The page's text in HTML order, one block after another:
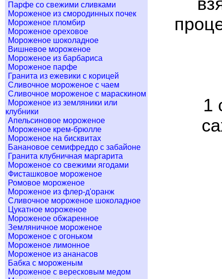
Парфе со свежими сливками
Мороженое из смородинных почек
Мороженое пломбир
Мороженое ореховое
Мороженое шоколадное
Вишневое мороженое
Мороженое из барбариса
Мороженое парфе
Гранита из ежевики с корицей
Сливочное мороженое с чаем
Сливочное мороженое с мараскином
Мороженое из земляники или
клубники
Апельсиновое мороженое
Мороженое крем-брюлле
Мороженое на бисквитах
Банановое семифреддо с забайоне
Гранита клубничная маргарита
Мороженое со свежими ягодами
Фисташковое мороженое
Ромовое мороженое
Мороженое из флер-д'оранж
Сливочное мороженое шоколадное
Цукатное мороженое
Мороженое обжаренное
Земляничное мороженое
Мороженое с огоньком
Мороженое лимонное
Мороженое из ананасов
Бабка с мороженым
Мороженое с вересковым медом
1